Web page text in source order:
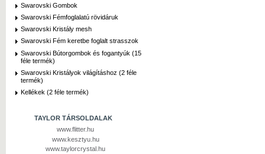
Swarovski Gombok
Swarovski Fémfoglalatú rövidáruk
Swarovski Kristály mesh
Swarovski Fém keretbe foglalt strasszok
Swarovski Bútorgombok és fogantyúk (15
féle termék)
Swarovski Kristályok világításhoz (2 féle
termék)
Kellékek (2 féle termék)
TAYLOR TÁRSOLDALAK
www.flitter.hu
www.kesztyu.hu
www.taylorcrystal.hu